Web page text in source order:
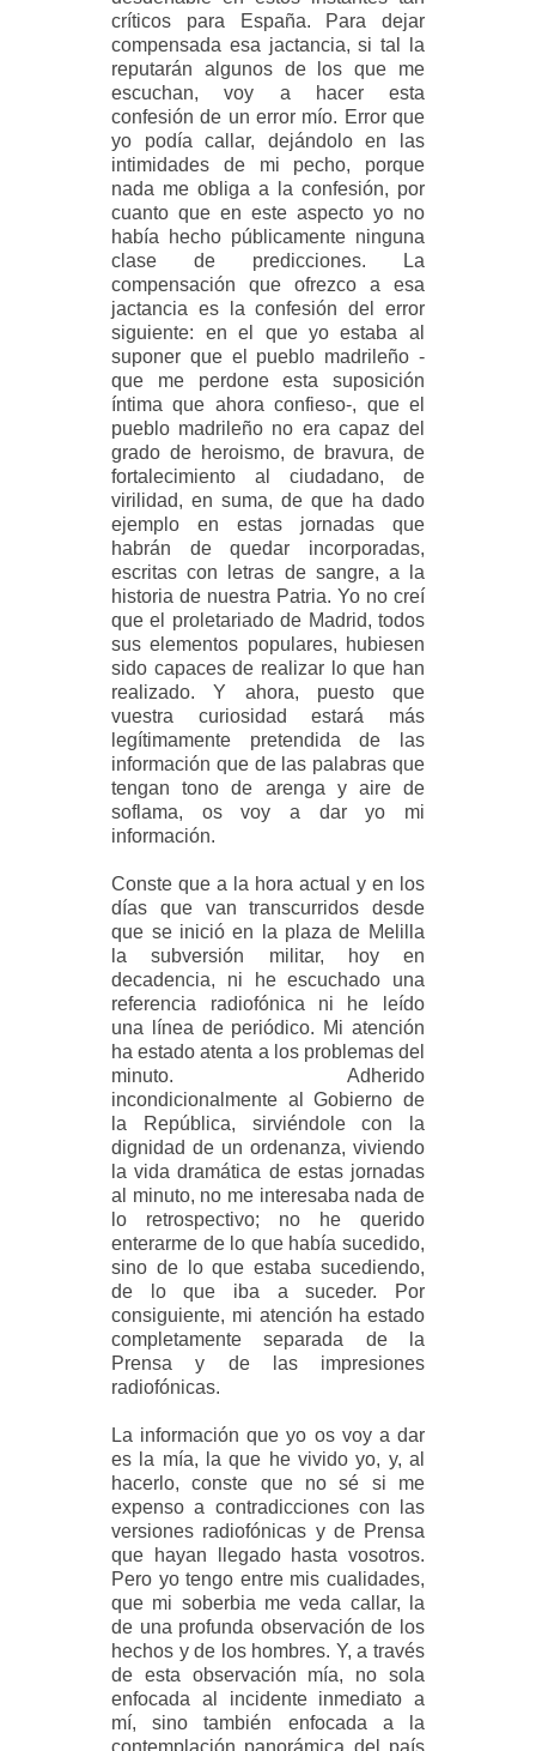
críticos para España. Para dejar
compensada esa jactancia, si tal la
reputarán algunos de los que me
escuchan, voy a hacer esta
confesión de un error mío. Error que
yo podía callar, dejándolo en las
intimidades de mi pecho, porque
nada me obliga a la confesión, por
cuanto que en este aspecto yo no
había hecho públicamente ninguna
clase de predicciones. La
compensación que ofrezco a esa
jactancia es la confesión del error
siguiente: en el que yo estaba al
suponer que el pueblo madrileño -
que me perdone esta suposición
íntima que ahora confieso-, que el
pueblo madrileño no era capaz del
grado de heroismo, de bravura, de
fortalecimiento al ciudadano, de
virilidad, en suma, de que ha dado
ejemplo en estas jornadas que
habrán de quedar incorporadas,
escritas con letras de sangre, a la
historia de nuestra Patria. Yo no creí
que el proletariado de Madrid, todos
sus elementos populares, hubiesen
sido capaces de realizar lo que han
realizado. Y ahora, puesto que
vuestra curiosidad estará más
legítimamente pretendida de las
información que de las palabras que
tengan tono de arenga y aire de
soflama, os voy a dar yo mi
información.
Conste que a la hora actual y en los
días que van transcurridos desde
que se inició en la plaza de Melilla
la subversión militar, hoy en
decadencia, ni he escuchado una
referencia radiofónica ni he leído
una línea de periódico. Mi atención
ha estado atenta a los problemas del
minuto. Adherido
incondicionalmente al Gobierno de
la República, sirviéndole con la
dignidad de un ordenanza, viviendo
la vida dramática de estas jornadas
al minuto, no me interesaba nada de
lo retrospectivo; no he querido
enterarme de lo que había sucedido,
sino de lo que estaba sucediendo,
de lo que iba a suceder. Por
consiguiente, mi atención ha estado
completamente separada de la
Prensa y de las impresiones
radiofónicas.
La información que yo os voy a dar
es la mía, la que he vivido yo, y, al
hacerlo, conste que no sé si me
expenso a contradicciones con las
versiones radiofónicas y de Prensa
que hayan llegado hasta vosotros.
Pero yo tengo entre mis cualidades,
que mi soberbia me veda callar, la
de una profunda observación de los
hechos y de los hombres. Y, a través
de esta observación mía, no sola
enfocada al incidente inmediato a
mí, sino también enfocada a la